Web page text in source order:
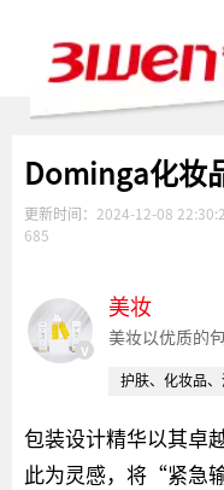
Dominga化妆
更新时间： 2024-12-08
685
v
美妆
美妆以优质的
护肤、化妆品
包装设计精华以其卓
此为灵感，将“紧急